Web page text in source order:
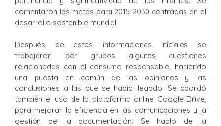
comentaron las metas para 2015-2030 centradas en el
desarrollo sostenible mundial.
Después de estas informaciones iniciales se
trabajaron por grupos algunas cuestiones
relacionadas con el consumo responsable, haciendo
una puesta en común de las opiniones y las
conclusiones a las que se había llegado. Se abordó
también el uso de la plataforma online Google Drive,
para mejorar la eficiencia en las comunicaciones y la
gestión de la documentación. Se habló de la